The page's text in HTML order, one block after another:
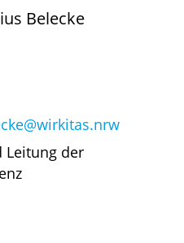
Belecke
Leitung der